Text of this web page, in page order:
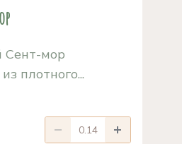
мор
плотного...